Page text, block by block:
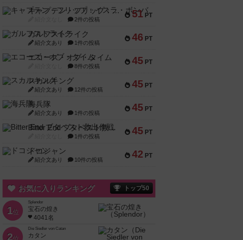
51 PT
キャプテン・フリップ：イスラ・ボンバ
2件の投稿
46 PT
ガルフストライク
紹介文あり 1件の投稿
45 PT
エコーズ・オブ・タイム
8件の投稿
45 PT
スカルキング
紹介文あり 12件の投稿
45 PT
海兵隊
紹介文あり 1件の投稿
45 PT
Bitter End ブタペスト救出作戦
1件の投稿
42 PT
ドコジャン
紹介文あり 10件の投稿
お気に入りランキング トップ50
1位
Splendor
宝石の煌き
4041名
2位
Die Siedler von Catan
カタン